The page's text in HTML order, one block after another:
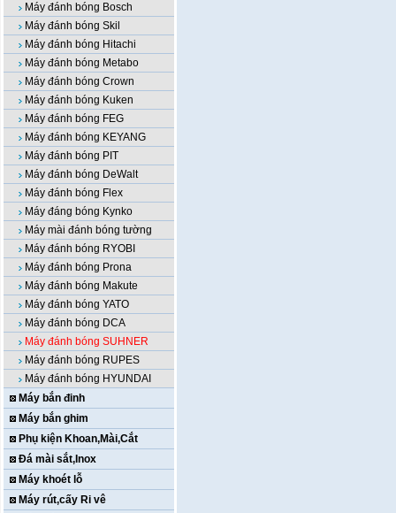
Máy đánh bóng Bosch
Máy đánh bóng Skil
Máy đánh bóng Hitachi
Máy đánh bóng Metabo
Máy đánh bóng Crown
Máy đánh bóng Kuken
Máy đánh bóng FEG
Máy đánh bóng KEYANG
Máy đánh bóng PIT
Máy đánh bóng DeWalt
Máy đánh bóng Flex
Máy đáng bóng Kynko
Máy mài đánh bóng tường
Máy đánh bóng RYOBI
Máy đánh bóng Prona
Máy đánh bóng Makute
Máy đánh bóng YATO
Máy đánh bóng DCA
Máy đánh bóng SUHNER
Máy đánh bóng RUPES
Máy đánh bóng HYUNDAI
Máy bắn đinh
Máy bắn ghim
Phụ kiện Khoan,Mài,Cắt
Đá mài sắt,Inox
Máy khoét lỗ
Máy rút,cấy Ri vê